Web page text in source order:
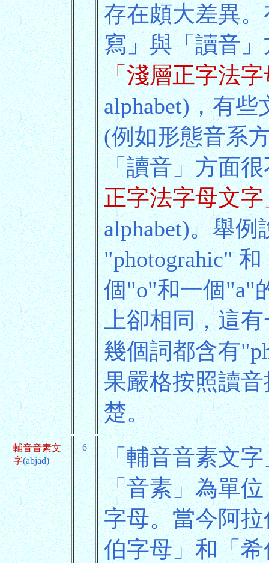
存在頗大差異
寫」與「讀音
「淺層正字法
alphabet)，有
(例如形態音系
「讀音」方面
正字法字母文字
alphabet)。舉例
"photograhic"
個"o"和一個"a"
上卻相同，這
幾個詞都含有
果嚴格按照讀
楚。
輔音音素文
字(abjad)
6
「輔音音素文
「音素」為單
字母。當今阿
伯字母」和「